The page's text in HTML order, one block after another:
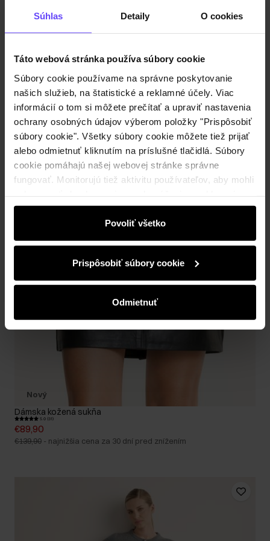
Súhlas Detaily O cookies
Táto webová stránka používa súbory cookie
Súbory cookie používame na správne poskytovanie
našich služieb, na štatistické a reklamné účely. Viac
informácií o tom si môžete prečítať a upraviť nastavenia
ochrany osobných údajov výberom položky "Prispôsobiť
súbory cookie". Všetky súbory cookie môžete tiež prijať
alebo odmietnuť kliknutím na príslušné tlačidlá. Súbory
cookie pomáhajú našej webovej stránke správne
fungovať. Monitorujú tiež aktivitu používateľov, aby mohli
správy, ktoré vás informujú o najnovších akciách v
elektronickom obchode. Informácie o tom, ako používate
našu stránku, zdieľame s partnermi v oblasti sociálnych
informácie kombinovať s ďalšími údajmi, ktoré od vás
získali alebo ktoré ste získali pri používaní ich služieb.
Povoliť všetko
Prispôsobiť súbory cookie
Odmietnuť
€89,90
€139,90-najnižšia cena za 30 dní pred znížením
Nový
Dámska kožená sukňa
5.0 (31)
€89,90
€139,90 - najnižšia cena za 30 dní pred znížením